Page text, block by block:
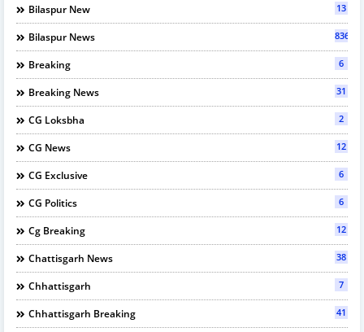
Bilaspur New 13
Bilaspur News 836
Breaking 6
Breaking News 31
CG Loksbha 2
CG News 12
CG Exclusive 6
CG Politics 6
Cg Breaking 12
Chattisgarh News 38
Chhattisgarh 7
Chhattisgarh Breaking 41